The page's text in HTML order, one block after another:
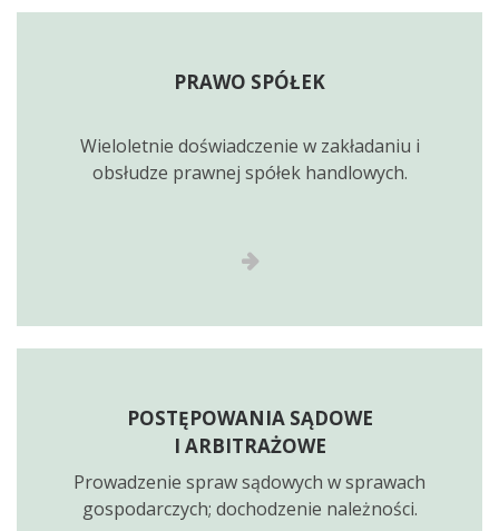
PRAWO SPÓŁEK
Wieloletnie doświadczenie w zakładaniu i
obsłudze prawnej spółek handlowych.
POSTĘPOWANIA SĄDOWE
I ARBITRAŻOWE
Prowadzenie spraw sądowych w sprawach
gospodarczych; dochodzenie należności.